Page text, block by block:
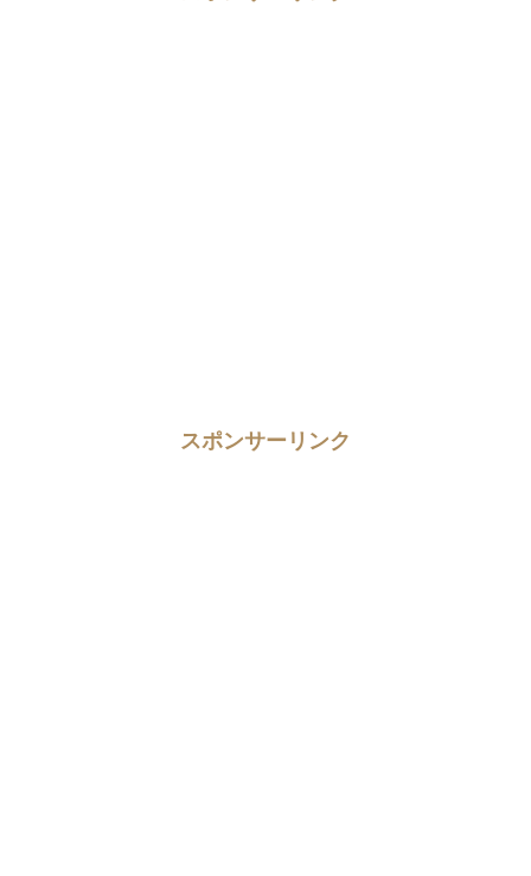
スポンサーリンク